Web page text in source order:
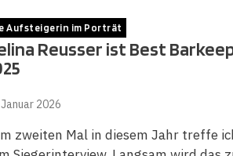
Aufsteigerin im Porträt
Reusser ist Best
2026
zweiten Mal in diesem Jahr treffe